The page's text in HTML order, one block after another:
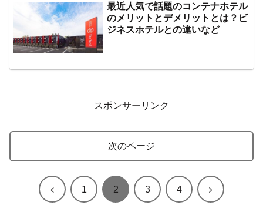
最近人気で話題のコンテナホテル
のメリットとデメリットとは？ビ
ジネスホテルとの違いなど
スポンサーリンク
次のページ
前 1 2 3 4 次